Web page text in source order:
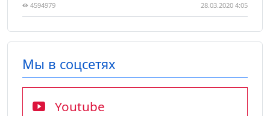
4594979 28.03.2020 4:05
Мы в соцсетях
Youtube